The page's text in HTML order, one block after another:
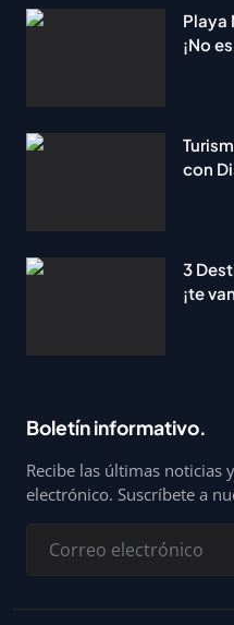
Playa
¡No
con
3
¡te
Boletín informativo.
Recibe las últimas noticias
electrónico. Suscríbete a